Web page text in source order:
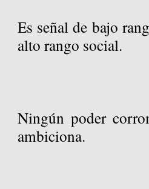
Es señal de bajo
alto rango social.
Ningún poder
ambiciona.